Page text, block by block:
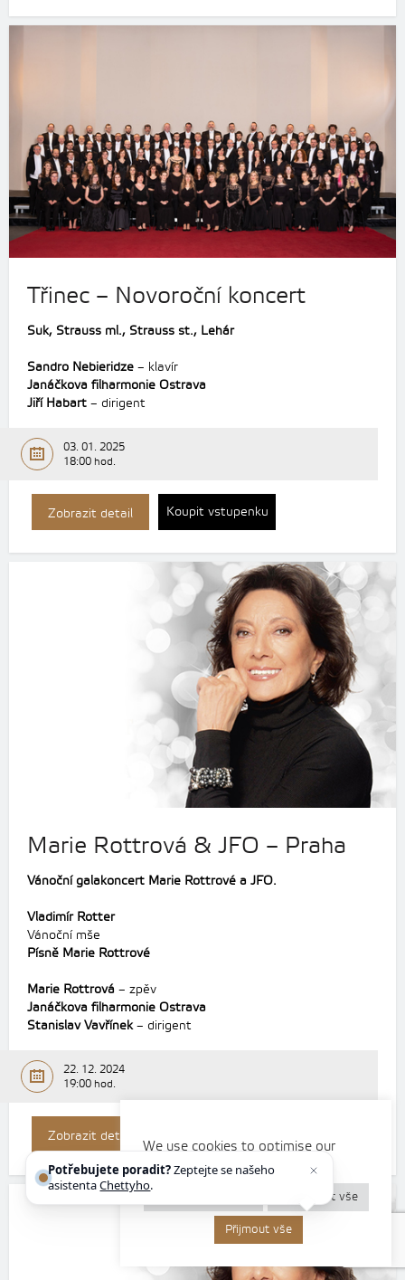
Třinec – Novoroční koncert
Suk, Strauss ml., Strauss st., Lehár
Sandro Nebieridze – klavír
Janáčkova filharmonie Ostrava
Jiří Habart – dirigent
03. 01. 2025
18:00 hod.
Zobrazit detail Koupit vstupenku
Marie Rottrová & JFO – Praha
Vánoční galakoncert Marie Rottrové a JFO.
Vladimír Rotter
Vánoční mše
Písně Marie Rottrové
Marie Rottrová – zpěv
Janáčkova filharmonie Ostrava
Stanislav Vavřínek – dirigent
22. 12. 2024
19:00 hod.
Zobrazit detail
We use cookies to optimise our
website and our services.
Odmítnout vše
Přijmout vše
Potřebujete poradit?Zeptejte se našeho
asistentaChettyho.